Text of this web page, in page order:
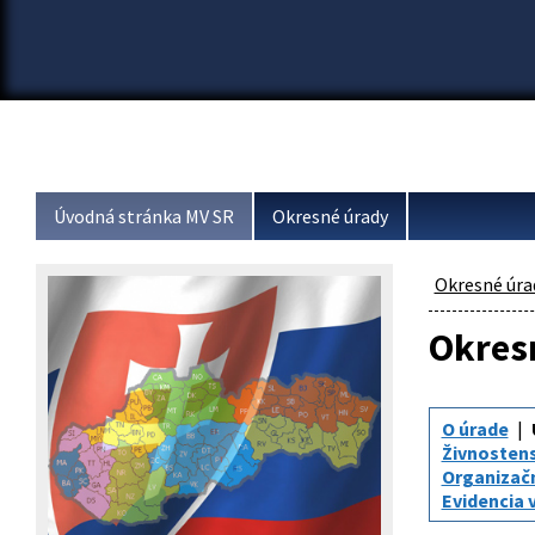
Úvodná stránka MV SR Okresné úrady
Okresné
O úrade
Evidencia